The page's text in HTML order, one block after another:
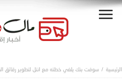
سوفت بنك يلغي خطته مع انتل لتطوير رقائق